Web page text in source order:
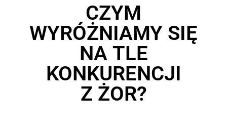
CZYM
WYRÓŻNIAMY SIĘ
NA TLE
KONKURENCJI
Z ŻOR?